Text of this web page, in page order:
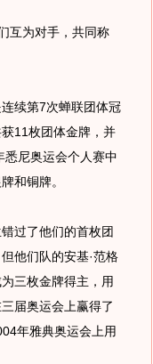
互为对手，共同称
续第7次蝉联团体冠
11枚团体金牌，并
悉尼奥运会个人赛中
和铜牌。
了他们的首枚团
他们队的安基·范格
三枚金牌得主，用
届奥运会上赢得了
年雅典奥运会上用